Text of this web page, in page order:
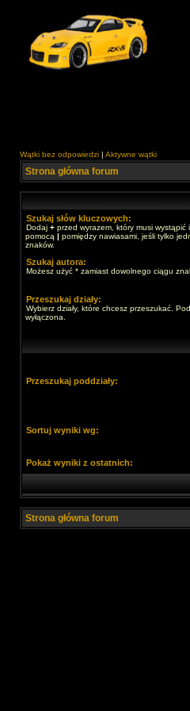
Wątki bez odpowiedzi | Aktywne wątki
Strona główna forum
Szukaj słów kluczowych:
Dodaj + przed wyrazem, który musi wystąpić i
pomocą | pomiędzy nawiasami, jeśli tylko
znaków.
Szukaj autora:
Możesz użyć * zamiast dowolnego ciągu
Przeszukaj działy:
Wybierz działy, które chcesz przeszukać.
wyłączona.
Przeszukaj poddziały:
Sortuj wyniki wg:
Pokaż wyniki z ostatnich:
Strona główna forum